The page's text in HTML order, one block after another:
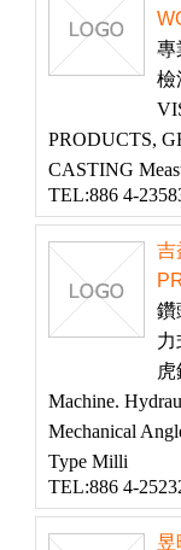
專
檢
PRODUCTS,
CASTING
TEL:886 4-
吉
鑽
力
虎
Machine.
Mechanical
Type Milli
TEL:886 4-
昱